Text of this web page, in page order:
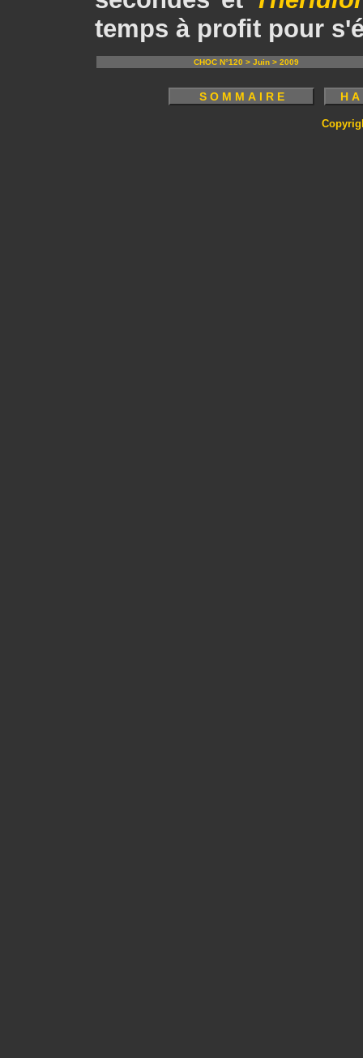
temps à profit pour
CHOC N°120 > Juin > 2009